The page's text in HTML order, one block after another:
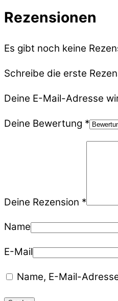
Rezensionen
Es gibt noch keine
Schreibe die erste
Deine E-Mail-Adresse
Deine Bewertung *
Deine Rezension *
Name
E-Mail
Name, E-Mail-